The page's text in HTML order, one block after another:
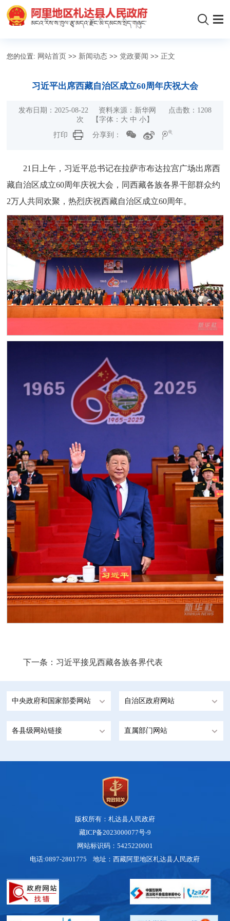
您的位置: 网站首页 >> 新闻动态 >> 党政要闻 >> 正文
习近平出席西藏自治区成立60周年庆祝大会
发布日期：2025-08-22 资料来源：新华网 点击数： 1208
次 【字体： 大 中 小】
打印
分享到：
21日上午，习近平总书记在拉萨市布达拉宫广场出席西
藏自治区成立60周年庆祝大会，同西藏各族各界干部群众约
2万人共同欢聚，热烈庆祝西藏自治区成立60周年。
下一条： 习近平接见西藏各族各界代表
中央政府和国家部委网站 自治区政府网站
各县级网站链接 直属部门网站
版权所有：札达县人民政府
藏ICP备2023000077号-9
网站标识码：5425220001
电话:0897-2801775 地址：西藏阿里地区札达县人民政府